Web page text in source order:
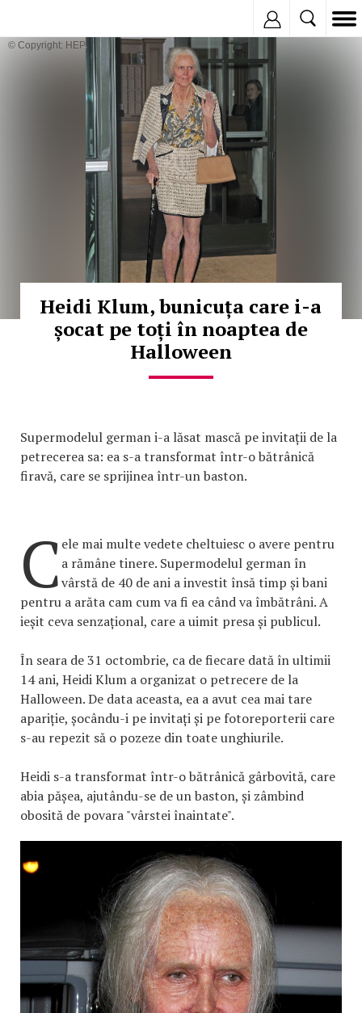
© Copyright: HEPTA
Heidi Klum, bunicuța care i-a
șocat pe toți în noaptea de
Halloween
Supermodelul german i-a lăsat mască pe invitații de la
petrecerea sa: ea s-a transformat într-o bătrânică
firavă, care se sprijinea într-un baston.
C ele mai multe vedete cheltuiesc o avere pentru
a rămâne tinere. Supermodelul german în
vârstă de 40 de ani a investit însă timp și bani
pentru a arăta cam cum va fi ea când va îmbătrâni. A
ieșit ceva senzațional, care a uimit presa și publicul.
În seara de 31 octombrie, ca de fiecare dată în ultimii
14 ani, Heidi Klum a organizat o petrecere de la
Halloween. De data aceasta, ea a avut cea mai tare
apariție, șocându-i pe invitați și pe fotoreporterii care
s-au repezit să o pozeze din toate unghiurile.
Heidi s-a transformat într-o bătrânică gârbovită, care
abia pășea, ajutându-se de un baston, și zâmbind
obosită de povara "vârstei înaintate".